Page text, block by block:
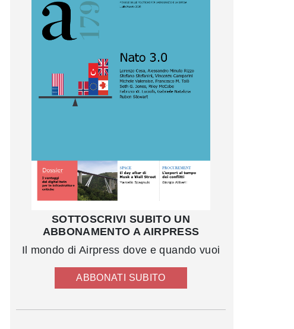
SOTTOSCRIVI SUBITO UN
ABBONAMENTO A AIRPRESS
Il mondo di Airpress dove e quando vuoi
ABBONATI SUBITO